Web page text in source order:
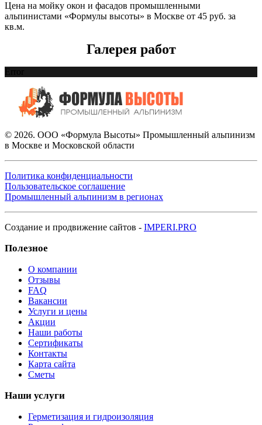
Цена на мойку окон и фасадов промышленными
альпинистами «Формулы высоты» в Москве от 45 руб. за
кв.м.
Галерея работ
Error
© 2026. ООО «Формула Высоты» Промышленный альпинизм
в Москве и Московской области
Политика конфиденциальности
Пользовательское соглашение
Промышленный альпинизм в регионах
Создание и продвижение сайтов - IMPERI.PRO
Полезное
О компании
Отзывы
FAQ
Вакансии
Услуги и цены
Акции
Наши работы
Сертификаты
Контакты
Карта сайта
Сметы
Наши услуги
Герметизация и гидроизоляция